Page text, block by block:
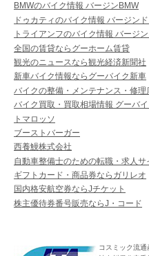
BMWのバイク情報 バージンBMW
ドゥカティのバイク情報 バージン
トライアンフのバイク情報 バージ
全国の賃貸ならグーホーム賃貸
観光のニュースなら観光経済新聞社
新車バイク情報ならグーバイク新車
バイクの整備・メンテナンス・修
バイク買取・買取相場情報 グーバ
トマロッソ
ブーストバーガー
西養鰻株式会社
自動車整備士のための転職・求人サ
ギフトカード・商品券ならガリレオ
国内格安航空券ならJチケット
株主優待券番号販売ならJ・コード
コスミック流